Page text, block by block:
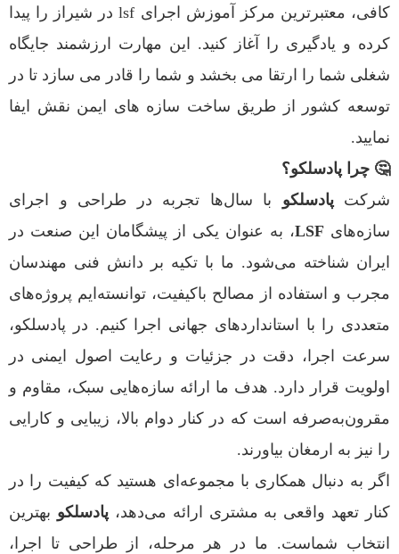
کافی، معتبرترین مرکز آموزش اجرای lsf در شیراز را پیدا
کرده و یادگیری را آغاز کنید. این مهارت ارزشمند جایگاه
شغلی شما را ارتقا می بخشد و شما را قادر می سازد تا در
توسعه کشور از طریق ساخت سازه های ایمن نقش ایفا
نمایید.
🤔 چرا پادسلکو؟
شرکت پادسلکو با سال‌ها تجربه در طراحی و اجرای
سازه‌های LSF، به عنوان یکی از پیشگامان این صنعت در
ایران شناخته می‌شود. ما با تکیه بر دانش فنی مهندسان
مجرب و استفاده از مصالح باکیفیت، توانسته‌ایم پروژه‌های
متعددی را با استانداردهای جهانی اجرا کنیم. در پادسلکو،
سرعت اجرا، دقت در جزئیات و رعایت اصول ایمنی در
اولویت قرار دارد. هدف ما ارائه سازه‌هایی سبک، مقاوم و
مقرون‌به‌صرفه است که در کنار دوام بالا، زیبایی و کارایی
را نیز به ارمغان بیاورند.
اگر به دنبال همکاری با مجموعه‌ای هستید که کیفیت را در
کنار تعهد واقعی به مشتری ارائه می‌دهد، پادسلکو بهترین
انتخاب شماست. ما در هر مرحله، از طراحی تا اجرا،